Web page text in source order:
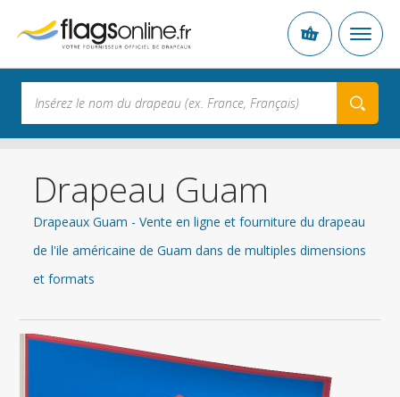
Drapeau Guam
Drapeaux Guam - Vente en ligne et fourniture du drapeau
de l'ile américaine de Guam dans de multiples dimensions
et formats